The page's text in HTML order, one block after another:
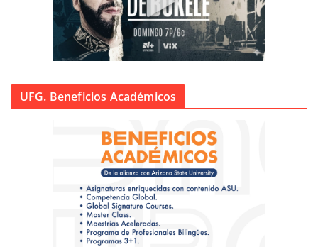
UFG. Beneficios Académicos